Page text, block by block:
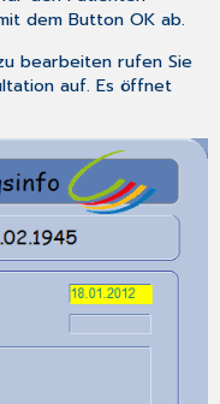
dem ButtonOK ab.
bearbeiten rufen Sie
auf. Es öffnet